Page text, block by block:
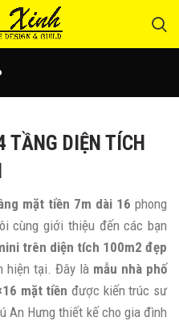
TẦNG DIỆN TÍCH
mặt tiền 7m dài 16 phong
cùng giới thiệu đến các bạn
trên diện tích 100m2 đẹp
hiện tại. Đây là mẫu nhà phố
mặt tiền được kiến trúc sư
An Hưng thiết kế cho gia đình